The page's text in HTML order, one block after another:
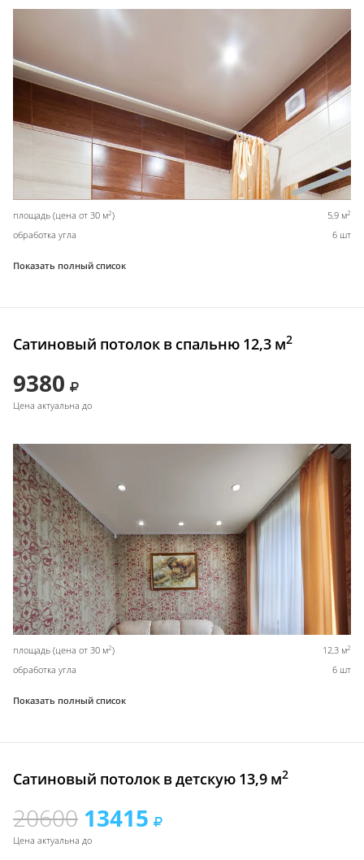
площадь (цена от 30 м2) 5,9 м2
обработка угла 6 шт
Показать полный список
Сатиновый потолок в спальню 12,3 м2
9380
Цена актуальна до
площадь (цена от 30 м2) 12,3 м2
обработка угла 6 шт
Показать полный список
Сатиновый потолок в детскую 13,9 м2
20600 13415
Цена актуальна до